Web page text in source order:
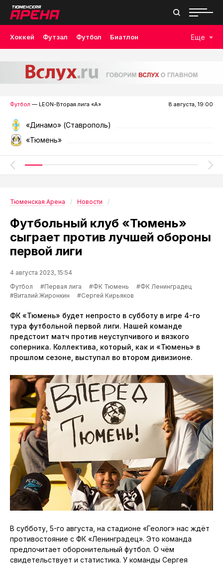
Хоккей Футзал Футбол Биатлон Еще
Футбол — LEON-Вторая лига «А» 8 августа, 19:00
«Динамо» (Ставрополь)
«Тюмень»
Тюменская Арена Новости
Футбольный клуб «Тюмень»
сыграет против лучшей обороны
первой лиги
4 августа 2023, 15:54
Футбол
#Первая лига #ФК Тюмень
#ФК Ленинградец
#Виталий Жиронкин
#Сергей Кирьяков
ФК «Тюмень» будет непросто в субботу в игре 4-го
тура футбольной первой лиги. Нашей команде
предстоит матч против неуступчивого и вязкого
соперника. Коллектива, который, как и «Тюмень» в
прошлом сезоне, выступал во втором дивизионе.
В субботу, 5-го августа, на стадионе «Геолог» нас ждёт
противостояние с ФК «Ленинградец». Это команда
предпочитает оборонительный футбол. О чём
свидетельствует и статистика. У команды Сергея